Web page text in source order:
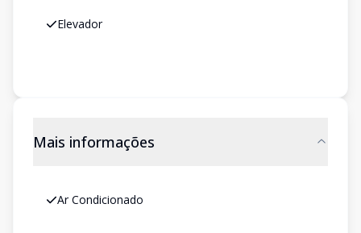
Elevador
Mais informações
Ar Condicionado